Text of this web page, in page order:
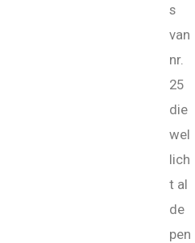
s
van
nr.
25
die
wel
lich
t al
de
pen